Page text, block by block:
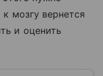
мозгу вернется
и оценить